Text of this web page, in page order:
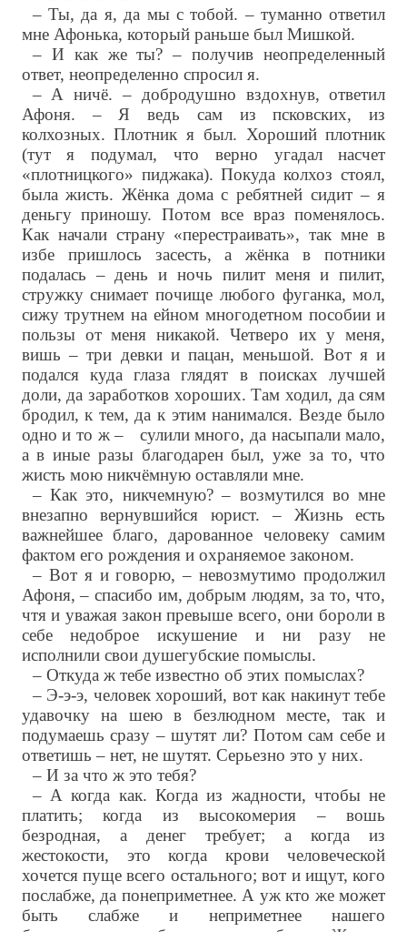
– Ты, да я, да мы с тобой. – туманно ответил
мне Афонька, который раньше был Мишкой.
– И как же ты? – получив неопределенный
ответ, неопределенно спросил я.
– А ничё. – добродушно вздохнув, ответил
Афоня. – Я ведь сам из псковских, из
колхозных. Плотник я был. Хороший плотник
(тут я подумал, что верно угадал насчет
«плотницкого» пиджака). Покуда колхоз стоял,
была жисть. Жёнка дома с ребятней сидит – я
деньгу приношу. Потом все враз поменялось.
Как начали страну «перестраивать», так мне в
избе пришлось засесть, а жёнка в потники
подалась – день и ночь пилит меня и пилит,
стружку снимает почище любого фуганка, мол,
сижу трутнем на ейном многодетном пособии и
пользы от меня никакой. Четверо их у меня,
вишь – три девки и пацан, меньшой. Вот я и
подался куда глаза глядят в поисках лучшей
доли, да заработков хороших. Там ходил, да сям
бродил, к тем, да к этим нанимался. Везде было
одно и то ж – сулили много, да насыпали мало,
а в иные разы благодарен был, уже за то, что
жисть мою никчёмную оставляли мне.
– Как это, никчемную? – возмутился во мне
внезапно вернувшийся юрист. – Жизнь есть
важнейшее благо, дарованное человеку самим
фактом его рождения и охраняемое законом.
– Вот я и говорю, – невозмутимо продолжил
Афоня, – спасибо им, добрым людям, за то, что,
чтя и уважая закон превыше всего, они бороли в
себе недоброе искушение и ни разу не
исполнили свои душегубские помыслы.
– Откуда ж тебе известно об этих помыслах?
– Э-э-э, человек хороший, вот как накинут тебе
удавочку на шею в безлюдном месте, так и
подумаешь сразу – шутят ли? Потом сам себе и
ответишь – нет, не шутят. Серьезно это у них.
– И за что ж это тебя?
– А когда как. Когда из жадности, чтобы не
платить; когда из высокомерия – вошь
безродная, а денег требует; а когда из
жестокости, это когда крови человеческой
хочется пуще всего остального; вот и ищут, кого
послабже, да понеприметнее. А уж кто же может
быть слабже и неприметнее нашего